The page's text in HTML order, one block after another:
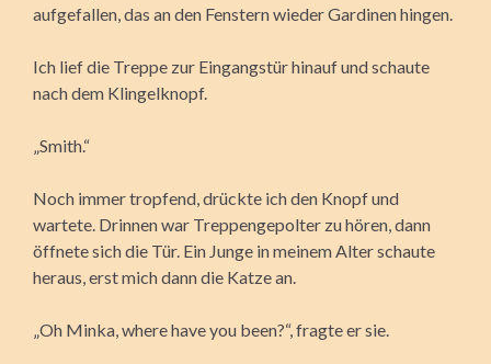
aufgefallen, das an den Fenstern wieder Gardinen hingen.
Ich lief die Treppe zur Eingangstür hinauf und schaute
nach dem Klingelknopf.
„Smith.“
Noch immer tropfend, drückte ich den Knopf und
wartete. Drinnen war Treppengepolter zu hören, dann
öffnete sich die Tür. Ein Junge in meinem Alter schaute
heraus, erst mich dann die Katze an.
„Oh Minka, where have you been?“, fragte er sie.